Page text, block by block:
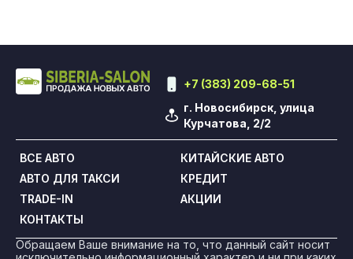
+7 (383) 209-68-51
г. Новосибирск, улица
Курчатова, 2/2
ВСЕ АВТО
КИТАЙСКИЕ АВТО
АВТО ДЛЯ ТАКСИ
КРЕДИТ
TRADE-IN
АКЦИИ
КОНТАКТЫ
Обращаем Ваше внимание на то, что данный сайт носит